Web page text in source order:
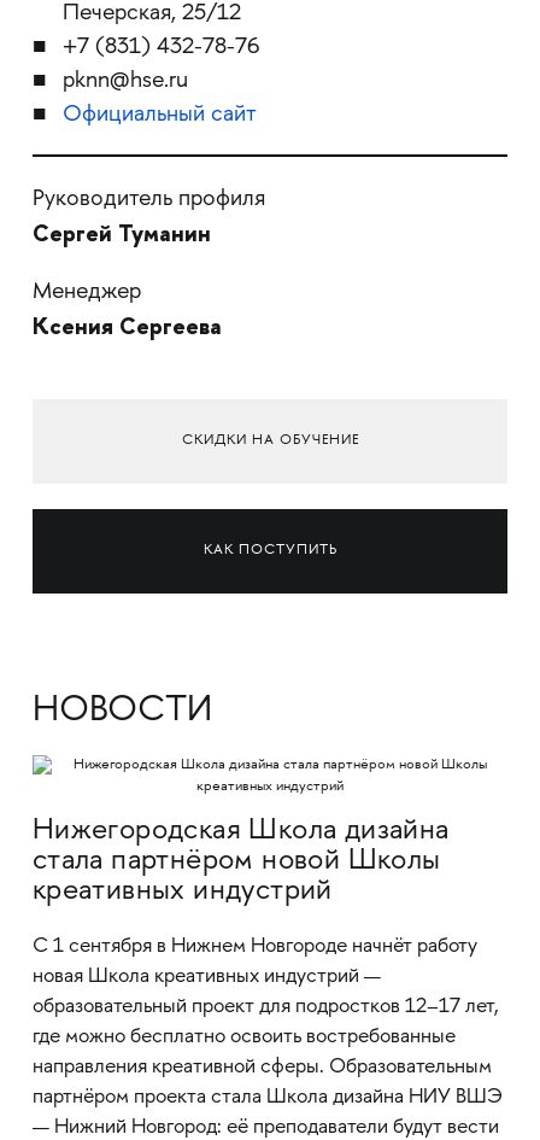
Печерская, 25/12
​​​​​​​+7 (831) 432-78-76
pknn@hse.ru
Официальный сайт
Руководитель профиля
Сергей Туманин
Менеджер
Ксения Сергеева
СКИДКИ НА ОБУЧЕНИЕ
КАК ПОСТУПИТЬ
НОВОСТИ
Нижегородская Школа дизайна
стала партнёром новой Школы
креативных индустрий
С 1 сентября в Нижнем Новгороде начнёт работу
новая Школа креативных индустрий —
образовательный проект для подростков 12–17 лет,
где можно бесплатно освоить востребованные
направления креативной сферы. Образовательным
партнёром проекта стала Школа дизайна НИУ ВШЭ
— Нижний Новгород: её преподаватели будут вести